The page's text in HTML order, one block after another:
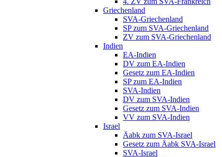
Griechenland
SVA-Griechenland
SP zum SVA-Griechenland
ZV zum SVA-Griechenland
Indien
EA-Indien
DV zum EA-Indien
Gesetz zum EA-Indien
SP zum EA-Indien
SVA-Indien
DV zum SVA-Indien
Gesetz zum SVA-Indien
VV zum SVA-Indien
Israel
Äabk zum SVA-Israel
Gesetz zum Äabk SVA-Israel
SVA-Israel